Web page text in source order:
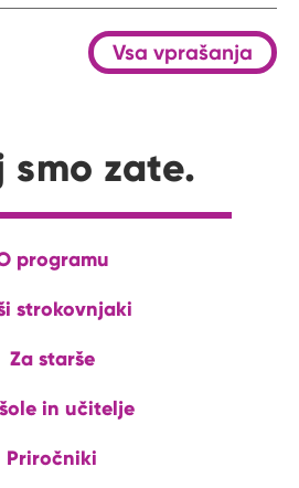
Vsa vprašanja
smo zate.
programu
strokovnjaki
Za starše
in učitelje
Priročniki